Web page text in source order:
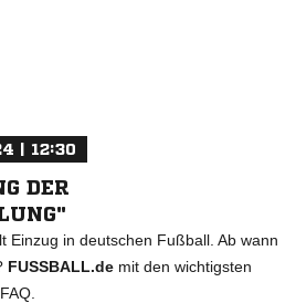
| 12:30
DER
Einzug in deutschen Fußball. Ab wann
FUSSBALL.de mit den wichtigsten